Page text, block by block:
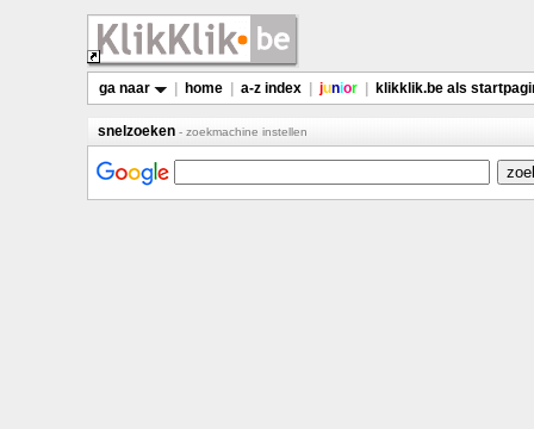
ga naar home a-z index junior klikklik.be als
snelzoeken - zoekmachine instellen